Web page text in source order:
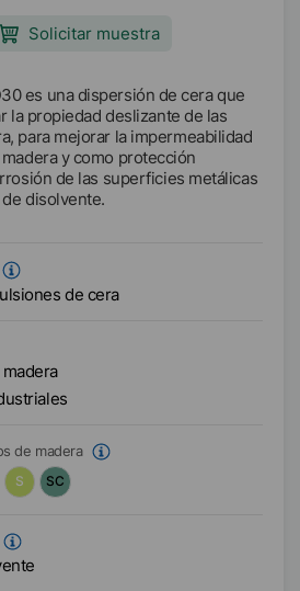
Solicitar muestra
es una dispersión de cera que
la propiedad deslizante de las
para mejorar la impermeabilidad
y como protección
de las superficies metálicas
disolvente.
de cera
de madera
S SC